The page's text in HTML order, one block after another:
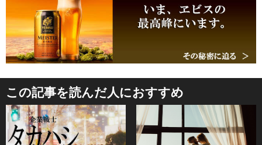
この記事を読んだ人におすすめ